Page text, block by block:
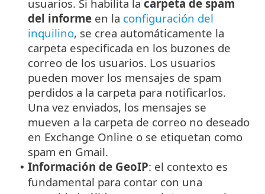
usuarios. Si habilita la carpeta de spam
del informe en la configuración del
inquilino, se crea automáticamente la
carpeta especificada en los buzones de
correo de los usuarios. Los usuarios
pueden mover los mensajes de spam
perdidos a la carpeta para notificarlos.
Una vez enviados, los mensajes se
mueven a la carpeta de correo no deseado
en Exchange Online o se etiquetan como
spam en Gmail.
• Información de GeoIP: el contexto es
fundamental para contar con una